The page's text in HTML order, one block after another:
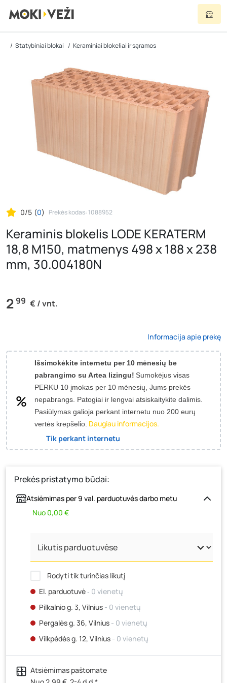
Statybiniai blokai Keraminiai blokeliai ir sąramos
0/5 (0) Prekės kodas: 1088952
Keraminis blokelis LODE KERATERM
18,8 M150, matmenys 498 x 188 x 238
mm, 30.004180N
2 99 € / vnt.
Informacija apie prekę
Išsimokėkite internetu per 10 mėnesių be
pabrangimo su Artea lizingu! Sumokėjus visas
PERKU 10 įmokas per 10 mėnesių, Jums prekės
nepabrangs. Patogiai ir lengvai atsiskaitykite dalimis.
Pasiūlymas galioja perkant internetu nuo 200 eurų
vertės krepšelio. Daugiau informacijos.
Tik perkant internetu
Prekės pristatymo būdai:
Atsiėmimas per 9 val. parduotuvės darbo metu
Nuo 0,00 €
Rodyti tik turinčias likutį
El. parduotuvė‐ 0 vienetų
Pilkalnio g. 3, Vilnius - 0 vienetų
Pergalės g. 36, Vilnius - 0 vienetų
Vilkpėdės g. 12, Vilnius - 0 vienetų
Ateities g. 15, Vilnius- 425 vienetai
Kauno r., Narsiečių k., Vytauto g. 183, Kaunas
Atsiėmimas paštomate